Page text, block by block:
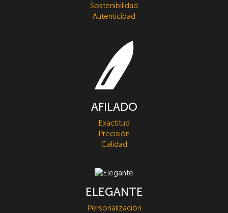
Sostenibilidad
Autenticidad
AFILADO
Exactitud
Precisión
Calidad
ELEGANTE
Personalización